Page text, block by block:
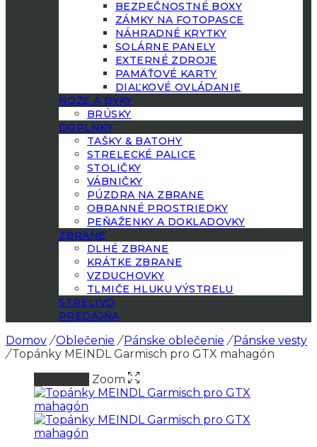
BEZPEČNOSTNÉ BOXY
ZÁMKY NA FOTOPASCE
NÁHRADNÉ KRYTKY
SOLÁRNE PANELY
EXTERNÉ ZDROJE
PAMÄŤOVÉ KARTY
DIAĽKOVÉ OVLÁDANIE
NOŽE A DÝKY
BRÚSKY
DOPLNKY
TAŠKY & BATOHY
STRELECKÉ PALICE
STOLIČKY
VÁBNIČKY
PÚZDRA NA ZBRANE
OBRANNÉ PROSTRIEDKY
PEŇAŽENKY A DOKLADOVKY
ZBRANE
DLHÉ ZBRANE
KRÁTKE ZBRANE
VZDUCHOVKY
TLMIČE HLUKU VÝSTRELU
STRELIVO
PREDAJŇA
Domov / Oblečenie / Pánske oblečenie / Pánske vesty
/Topánky MEINDL Garmisch pro GTX mahagón
Zoom